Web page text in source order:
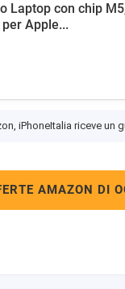
Laptop con chip
Apple...
iPhoneItalia riceve un
AMAZON DI